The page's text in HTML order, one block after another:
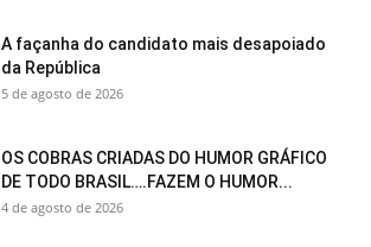
A façanha do candidato mais desapoiado
da República
5 de agosto de 2026
OS COBRAS CRIADAS DO HUMOR GRÁFICO
DE TODO BRASIL….FAZEM O HUMOR...
4 de agosto de 2026